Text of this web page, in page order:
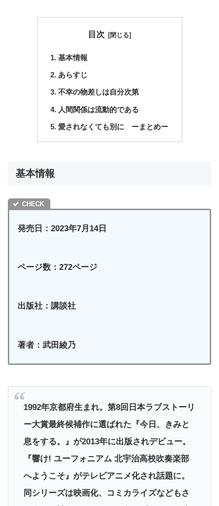
目次
基本情報
あらすじ
不幸の物差しは自分次第
人間関係は流動的である
愛されなくても別に ーまとめー
基本情報
発売日：2023年7月14日
ページ数：272ページ
出版社：講談社
著者：武田綾乃
1992年京都府生まれ。第8回日本ラブストーリ
ー大賞最終候補作に選ばれた『今日、きみと
息をする。』が2013年に出版されデビュー。
『響け! ユーフォニアム 北宇治高校吹奏楽部
へようこそ』がテレビアニメ化され話題に。
同シリーズは映画化、コミカライズなどもさ